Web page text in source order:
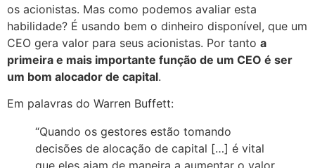
os acionistas. Mas como podemos avaliar esta
habilidade? É usando bem o dinheiro disponível, que um
CEO gera valor para seus acionistas. Por tanto a
primeira e mais importante função de um CEO é ser
um bom alocador de capital.
Em palavras do Warren Buffett:
“Quando os gestores estão tomando
decisões de alocação de capital […] é vital